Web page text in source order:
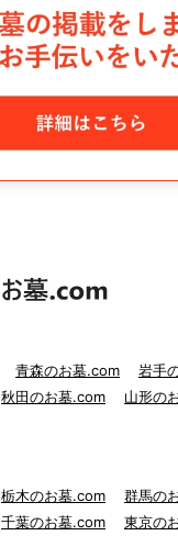
青森のお墓.com
岩手
秋田のお墓.com
山形の
栃木のお墓.com
群馬の
千葉のお墓.com
東京の